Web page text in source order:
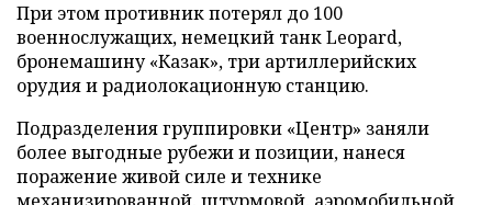
При этом противник потерял до 100
военнослужащих, немецкий танк Leopard,
бронемашину «Казак», три артиллерийских
орудия и радиолокационную станцию.
Подразделения группировки «Центр» заняли
более выгодные рубежи и позиции, нанеся
поражение живой силе и технике